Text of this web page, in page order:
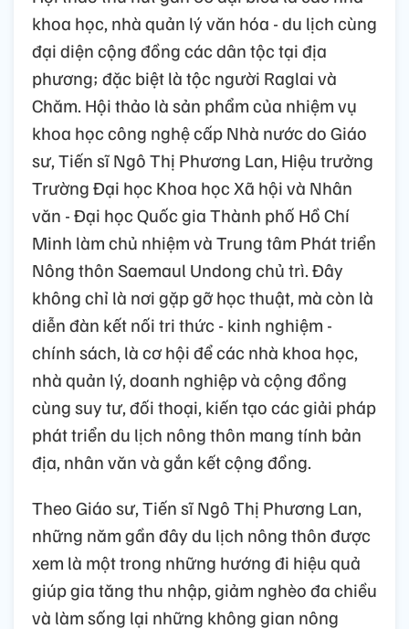
khoa học, nhà quản lý văn hóa - du lịch cùng
đại diện cộng đồng các dân tộc tại địa
phương; đặc biệt là tộc người Raglai và
Chăm. Hội thảo là sản phẩm của nhiệm vụ
khoa học công nghệ cấp Nhà nước do Giáo
sư, Tiến sĩ Ngô Thị Phương Lan, Hiệu trưởng
Trường Đại học Khoa học Xã hội và Nhân
văn - Đại học Quốc gia Thành phố Hồ Chí
Minh làm chủ nhiệm và Trung tâm Phát triển
Nông thôn Saemaul Undong chủ trì. Đây
không chỉ là nơi gặp gỡ học thuật, mà còn là
diễn đàn kết nối tri thức - kinh nghiệm -
chính sách, là cơ hội để các nhà khoa học,
nhà quản lý, doanh nghiệp và cộng đồng
cùng suy tư, đối thoại, kiến tạo các giải pháp
phát triển du lịch nông thôn mang tính bản
địa, nhân văn và gắn kết cộng đồng.
Theo Giáo sư, Tiến sĩ Ngô Thị Phương Lan,
những năm gần đây du lịch nông thôn được
xem là một trong những hướng đi hiệu quả
giúp gia tăng thu nhập, giảm nghèo đa chiều
và làm sống lại những không gian nông